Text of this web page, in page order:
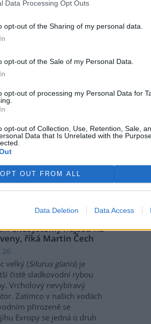
Data Processing Opt Outs
opt-out of the Sharing of my personal data.
opt-out of the Sale of my Personal Data.
opt-out of processing my Personal Data for
opt-out of Collection, Use, Retention, Sale,
Data that Is Unrelated with the
OPT OUT FROM ALL
Data Deletion Data Access
zabývajícím se
klimatické krize a
Vilém Jurek o výzvách i
Jurek je krajinný ekolog, který
svůj profesní život ochraně
končící projekt LIFE South
jehož cílem byla obnova
významu pastvy, invazních
s vlastníky i o tom, proč
vidět hned. A také o tom,
pro Kamenný vrch a jakou
ekosystémy nejsou na
říká Martin Čech
26
velký (Silurus glanis) je
čistě sladkovodní rybou
Vrcholový nevybíravý
Zatímco v našich vodách
přirozeně se
Evropy se jedná o druh